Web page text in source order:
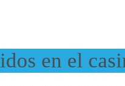
en el